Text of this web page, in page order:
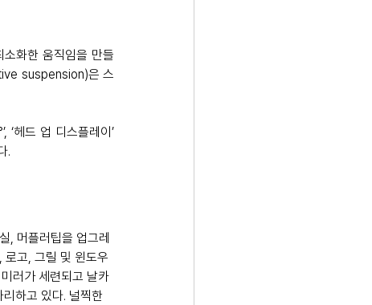
화한 움직임을 만들
suspension)은 스
‘헤드 업 디스플레이’
.
, 머플러팁을 업그레
고, 그릴 및 윈도우
러가 세련되고 날카
하고 있다. 널찍한